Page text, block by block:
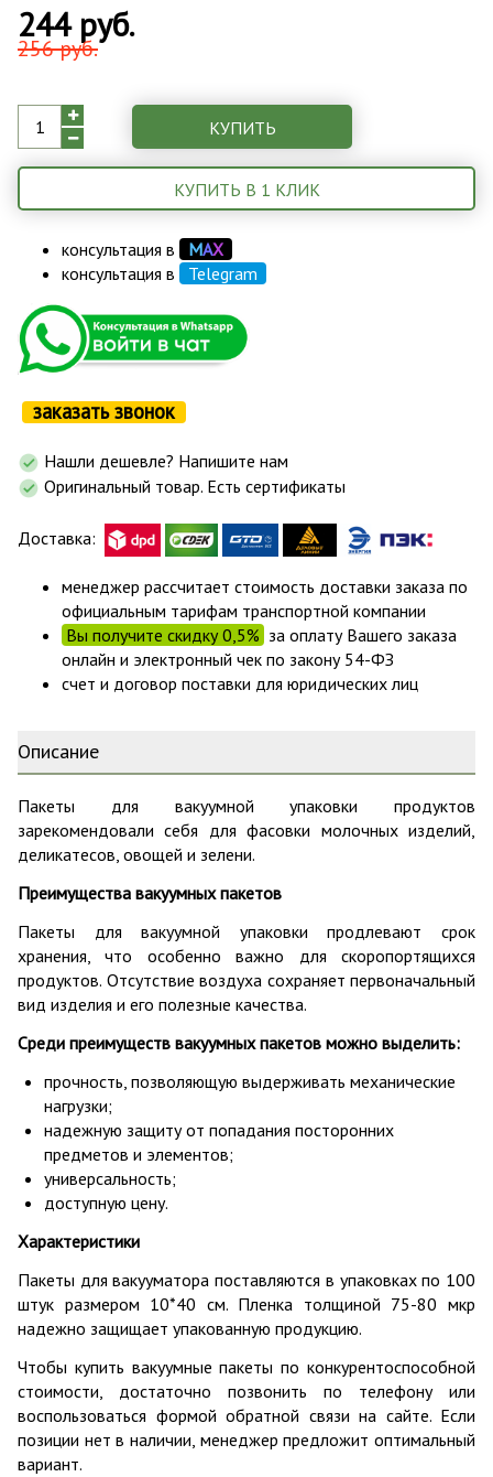
244 руб.
256 руб.
КУПИТЬ
КУПИТЬ В 1 КЛИК
консультация в МАХ
консультация в Telegram
заказать звонок
Нашли дешевле? Напишите нам
Оригинальный товар. Есть сертификаты
Доставка:
менеджер рассчитает стоимость доставки заказа по
официальным тарифам транспортной компании
Вы получите скидку 0,5% за оплату Вашего заказа
онлайн и электронный чек по закону 54-ФЗ
счет и договор поставки для юридических лиц
Описание
Пакеты для вакуумной упаковки продуктов
зарекомендовали себя для фасовки молочных изделий,
деликатесов, овощей и зелени.
Преимущества вакуумных пакетов
Пакеты для вакуумной упаковки продлевают срок
хранения, что особенно важно для скоропортящихся
продуктов. Отсутствие воздуха сохраняет первоначальный
вид изделия и его полезные качества.
Среди преимуществ вакуумных пакетов можно выделить:
прочность, позволяющую выдерживать механические
нагрузки;
надежную защиту от попадания посторонних
предметов и элементов;
универсальность;
доступную цену.
Характеристики
Пакеты для вакууматора поставляются в упаковках по 100
штук размером 10*40 см. Пленка толщиной 75-80 мкр
надежно защищает упакованную продукцию.
Чтобы купить вакуумные пакеты по конкурентоспособной
стоимости, достаточно позвонить по телефону или
воспользоваться формой обратной связи на сайте. Если
позиции нет в наличии, менеджер предложит оптимальный
вариант.